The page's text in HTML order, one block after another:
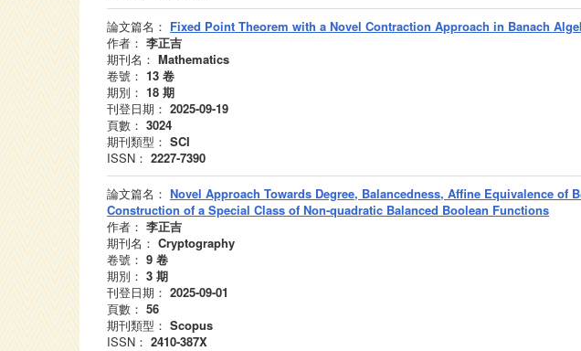
論文篇名： Fixed Point Theorem with a Novel Contraction Approach in Banach
作者： 李正吉
期刊名： Mathematics
卷號： 13 卷
期別： 18 期
刊登日期： 2025-09-19
頁數： 3024
期刊類型： SCI
ISSN： 2227-7390
論文篇名： Novel Approach Towards Degree, Balancedness, Affine Equivalence of
Construction of a Special Class of Non-quadratic Balanced Boolean Functions
作者： 李正吉
期刊名： Cryptography
卷號： 9 卷
期別： 3 期
刊登日期： 2025-09-01
頁數： 56
期刊類型： Scopus
ISSN： 2410-387X